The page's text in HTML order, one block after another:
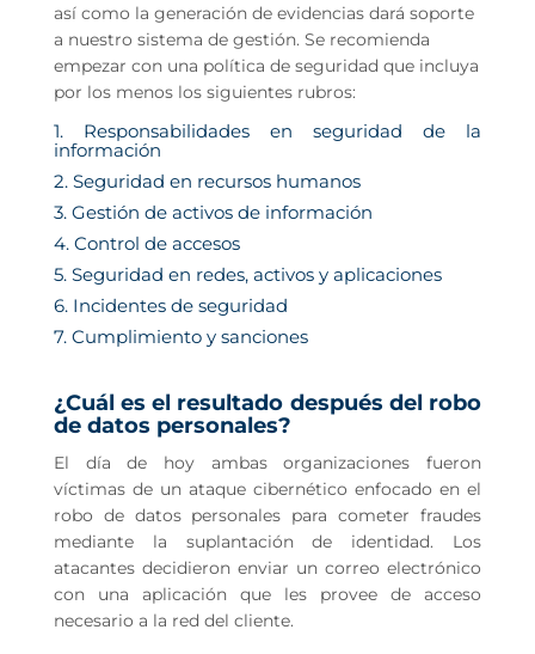
así como la generación de evidencias dará soporte
a nuestro sistema de gestión. Se recomienda
empezar con una política de seguridad que incluya
por los menos los siguientes rubros:
1. Responsabilidades en seguridad de la
información
2. Seguridad en recursos humanos
3. Gestión de activos de información
4. Control de accesos
5. Seguridad en redes, activos y aplicaciones
6. Incidentes de seguridad
7. Cumplimiento y sanciones
¿Cuál es el resultado después del robo
de datos personales?
El día de hoy ambas organizaciones fueron
víctimas de un ataque cibernético enfocado en el
robo de datos personales para cometer fraudes
mediante la suplantación de identidad. Los
atacantes decidieron enviar un correo electrónico
con una aplicación que les provee de acceso
necesario a la red del cliente.